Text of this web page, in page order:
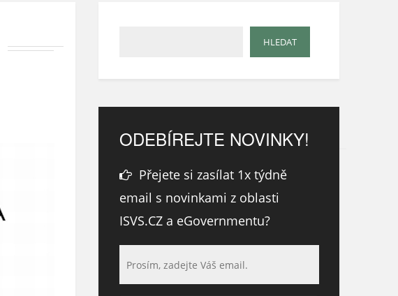
ODEBÍREJTE NOVINKY!
Přejete si zasílat 1x týdně
email s novinkami z oblasti
ISVS.CZ a eGovernmentu?